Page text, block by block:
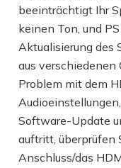
beeinträchtigt Ihr
keinen Ton, und
Aktualisierung des
aus verschiedenen
Problem mit dem
Software-Update
auftritt, überprüfen
Anschluss/das